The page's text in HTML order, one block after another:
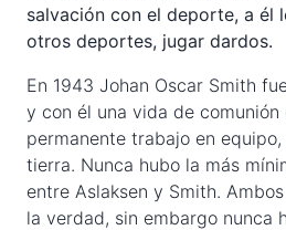
salvación con el deporte, a él
otros deportes, jugar dardos.
En 1943 Johan Oscar Smith
y con él una vida de comunión
permanente trabajo en
tierra. Nunca hubo la más
entre Aslaksen y Smith.
la verdad, sin embargo nunca